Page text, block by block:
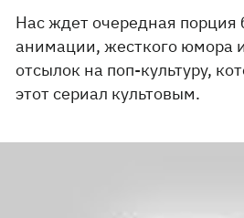
Нас ждет очередная порция
анимации, жесткого юмора
отсылок на поп-культуру,
этот сериал культовым.